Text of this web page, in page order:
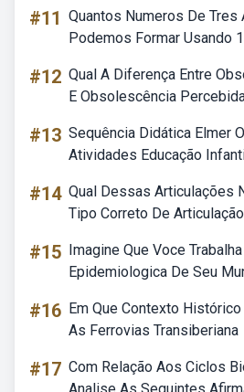
#11 Quantos Numeros De
Podemos Formar Usando
#12 Qual A Diferença Entre
E Obsolescência
#13 Sequência Didática Elmer
Atividades Educação
#14 Qual Dessas Articulações
Tipo Correto De Articulação
#15 Imagine Que Voce
Epidemiologica De Seu
#16 Em Que Contexto
As Ferrovias Transiberiana
#17 Com Relação Aos Ciclos